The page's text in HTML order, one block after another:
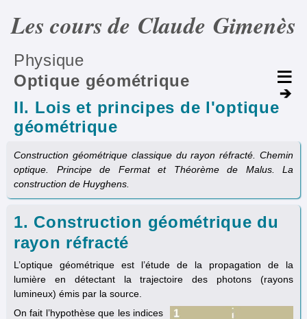
Les cours de Claude Gimenès
Physique
Optique géométrique
II. Lois et principes de l'optique
géométrique
Construction géométrique classique du rayon réfracté. Chemin
optique. Principe de Fermat et Théorème de Malus. La
construction de Huyghens.
1. Construction géométrique du
rayon réfracté
L’optique géométrique est l’étude de la propagation de la
lumière en détectant la trajectoire des photons (rayons
lumineux) émis par la source.
On fait l’hypothèse que les indices